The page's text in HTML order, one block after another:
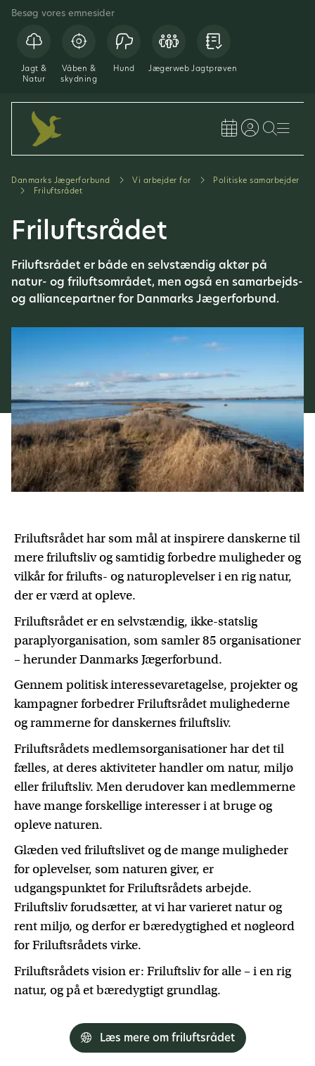
Besøg vores emnesider
Jagt &
Natur
Våben &
skydning
Hund Jægerweb Jagtprøven
Danmarks Jægerforbund Vi arbejder for
Politiske samarbejder
Friluftsrådet
Friluftsrådet
Friluftsrådet er både en selvstændig aktør på
natur- og friluftsområdet, men også en samarbejds-
og alliancepartner for Danmarks Jægerforbund.
Friluftsrådet har som mål at inspirere danskerne til
mere friluftsliv og samtidig forbedre muligheder og
vilkår for frilufts- og naturoplevelser i en rig natur,
der er værd at opleve.
Friluftsrådet er en selvstændig, ikke-statslig
paraplyorganisation, som samler 85 organisationer
– herunder Danmarks Jægerforbund.
Gennem politisk interessevaretagelse, projekter og
kampagner forbedrer Friluftsrådet mulighederne
og rammerne for danskernes friluftsliv.
Friluftsrådets medlemsorganisationer har det til
fælles, at deres aktiviteter handler om natur, miljø
eller friluftsliv. Men derudover kan medlemmerne
have mange forskellige interesser i at bruge og
opleve naturen.
Glæden ved friluftslivet og de mange muligheder
for oplevelser, som naturen giver, er
udgangspunktet for Friluftsrådets arbejde.
Friluftsliv forudsætter, at vi har varieret natur og
rent miljø, og derfor er bæredygtighed et nøgleord
for Friluftsrådets virke.
Friluftsrådets vision er: Friluftsliv for alle – i en rig
natur, og på et bæredygtigt grundlag.
Læs mere om friluftsrådet